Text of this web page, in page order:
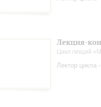
Лекция-
Цикл лекций
Лектор цикла